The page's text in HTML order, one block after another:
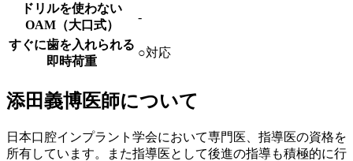
ドリルを使わない
OAM（大口式）
-
すぐに歯を入れられる
即時荷重
○対応
添田義博医師について
日本口腔インプラント学会において専門医、指導医の資格を
所有しています。また指導医として後進の指導も積極的に行